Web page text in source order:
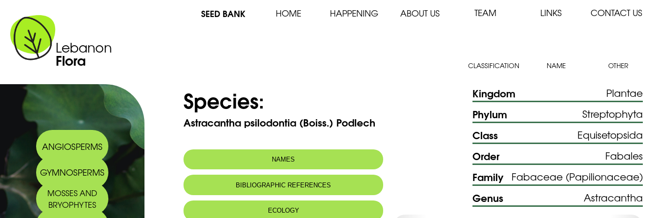
Lebanon
Flora
SEED BANK HOME HAPPENING ABOUT US TEAM LINKS CONTACT US
CLASSIFICATION NAME OTHER
ANGIOSPERMS
GYMNOSPERMS
MOSSES AND
BRYOPHYTES
Species:
Astracantha psilodontia (Boiss.) Podlech
NAMES
Astragalus psilodontius Boiss.
BIBLIOGRAPHIC REFERENCES
ECOLOGY
Kingdom Plantae
Phylum Streptophyta
Class Equisetopsida
Order Fabales
Family Fabaceae (Papilionaceae)
Genus Astracantha